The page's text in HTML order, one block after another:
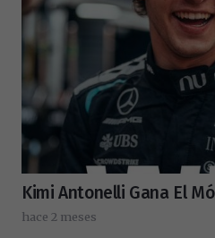
Kimi Antonelli Gana El
hace 2 meses